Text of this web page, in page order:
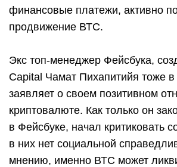
финансовые платежи, активно
продвижение ВТС.
Экс топ-менеджер Фейсбука,
Capital Чамат Пихапитийя тоже
заявляет о своем позитивном
криптовалюте. Как только он
в Фейсбуке, начал критиковать
в них нет социальной
мнению, именно ВТС может